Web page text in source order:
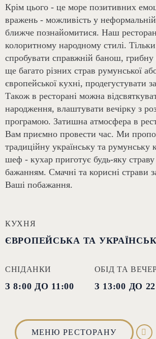
Крім цього - це море позитивних
вражень - можливість у
ближче познайомитися. Наш
колоритному народному стилі.
спробувати справжній банош,
ще багато різних страв румунської
європейської кухні, продегустувати
Також в ресторані можна
народження, влаштувати вечірку з
програмою. Затишна атмосфера в
Вам приємно провести час. Ми
традиційну українську та
шеф - кухар приготує будь-яку
бажанням. Смачні та корисні страви
Ваші побажання.
КУХНЯ
ЄВРОПЕЙСЬКА ТА
СНІДАНКИ
З 8:00 ДО 11:00
ОБІД ТА
З 13:00 ДО
МЕНЮ РЕСТОРАНУ